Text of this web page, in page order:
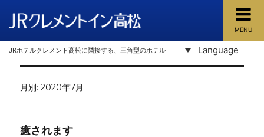
JRクレメントイン高松
JRホテルクレメント高松に隣接する、三角型のホテル Language
MENU
月別: 2020年7月
癒されます